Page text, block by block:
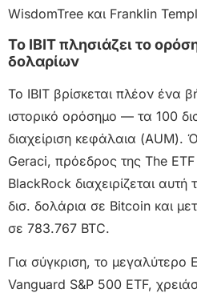
WisdomTree και Franklin
Το IBIT πλησιάζει το
δολαρίων
Το IBIT βρίσκεται πλέον ένα
ιστορικό ορόσημο — τα 100
διαχείριση κεφάλαια
Geraci, πρόεδρος της The
BlackRock διαχειρίζεται αυτή
δισ. δολάρια σε Bitcoin και
σε 783.767 BTC.
Για σύγκριση, το μεγαλύτερο
Vanguard S&P 500 ETF,